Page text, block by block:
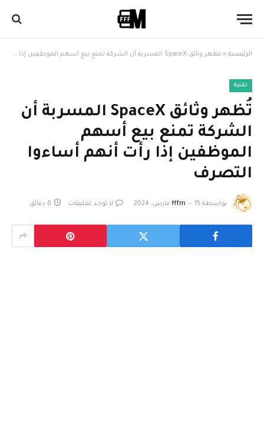
الرئيسية » تُظهر وثائق SpaceX المسربة أن الشركة تمنع بيع أسهم الموظفين إذا رأت أنهم أساءوا التصرف
تقنية
تُظهر وثائق SpaceX المسربة أن
الشركة تمنع بيع أسهم
الموظفين إذا رأت أنهم أساءوا
التصرف
بواسطة fffm 15 مارس، 2024 لا توجد تعليقات 6 دقائق